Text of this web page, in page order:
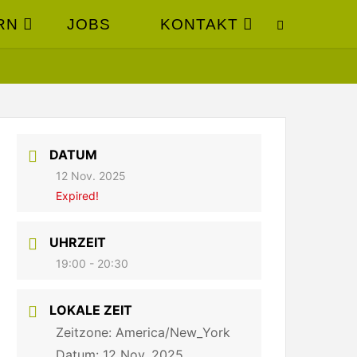
JOBS KONTAKT
DATUM
12 Nov. 2025
Expired!
UHRZEIT
19:00 - 20:30
LOKALE ZEIT
Zeitzone:America/New_York